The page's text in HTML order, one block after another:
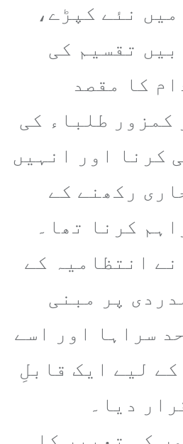
نئے کپڑے،
تقسیم کی
کا مقصد
کمزور طلباء کی
کرنا اور انہیں
رکھنے کے
کرنا تھا۔
انتظامیہ کے
پر مبنی
سراہا اور اسے
لیے ایک قابلِ
دیا۔